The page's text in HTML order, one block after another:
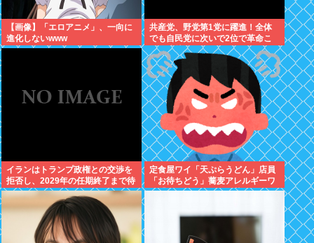
【画像】「エロアニメ」、一向に
進化しないwww
共産党、野党第1党に躍進！全体
でも自民党に次いで2位で革命こ
こに成就w
イランはトランプ政権との交渉を
拒否し、2029年の任期終了まで待
つと表明した
定食屋ワイ「天ぷらうどん」店員
「お待ちどう」蕎麦アレルギーワ
イ「これそばと一緒に茹でた？」